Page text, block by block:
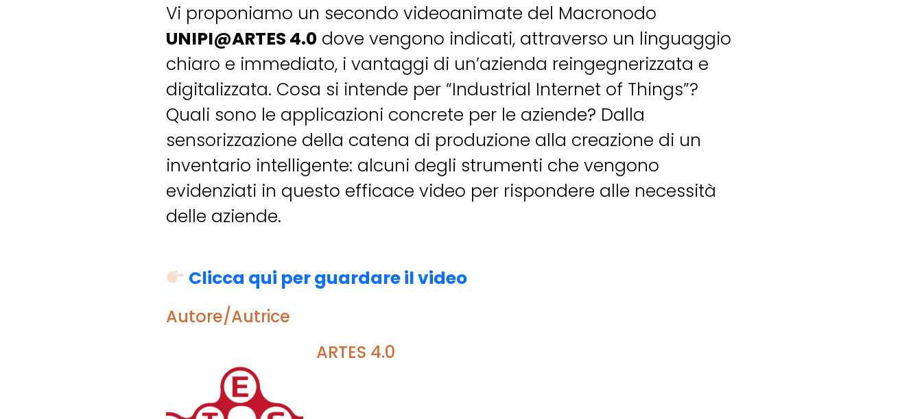
Vi proponiamo un secondo videoanimate del Macronodo
UNIPI@ARTES 4.0 dove vengono indicati, attraverso un linguaggio
chiaro e immediato, i vantaggi di un’azienda reingegnerizzata e
digitalizzata. Cosa si intende per “Industrial Internet of Things”?
Quali sono le applicazioni concrete per le aziende? Dalla
sensorizzazione della catena di produzione alla creazione di un
inventario intelligente: alcuni degli strumenti che vengono
evidenziati in questo efficace video per rispondere alle necessità
delle aziende.
Clicca qui per guardare il video
Autore/Autrice
ARTES 4.0